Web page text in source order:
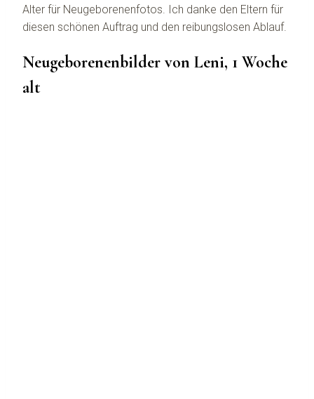
Alter für Neugeborenenfotos. Ich danke den Eltern für
diesen schönen Auftrag und den reibungslosen Ablauf.
Neugeborenenbilder von Leni, 1 Woche
alt